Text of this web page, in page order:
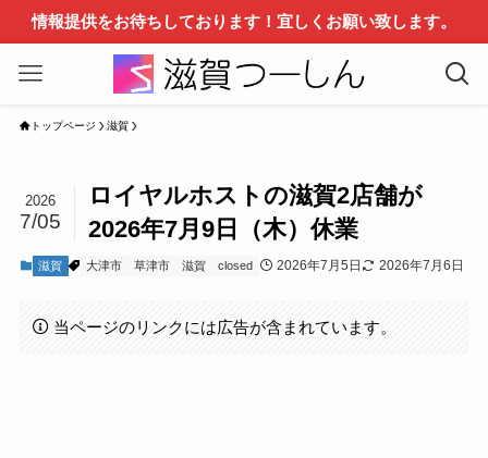
情報提供をお待ちしております！宜しくお願い致します。
トップページ 滋賀
ロイヤルホストの滋賀2店舗が
2026年7月9日（木）休業
2026
7/05
滋賀 大津市 草津市 滋賀 closed 2026年7月5日 2026年7月6日
当ページのリンクには広告が含まれています。